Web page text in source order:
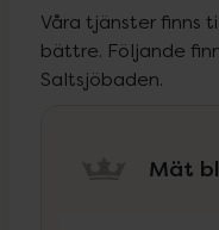
Våra tjänster finns
bättre. Följande
Saltsjöbaden.
Mät